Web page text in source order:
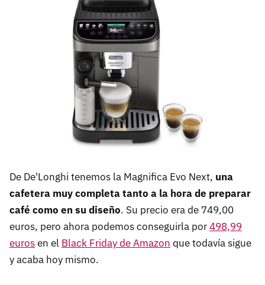
De De'Longhi tenemos la Magnifica Evo Next, una
cafetera muy completa tanto a la hora de preparar
café como en su diseño. Su precio era de 749,00
euros, pero ahora podemos conseguirla por498,99
eurosen el Black Friday de Amazon que todavía sigue
y acaba hoy mismo.